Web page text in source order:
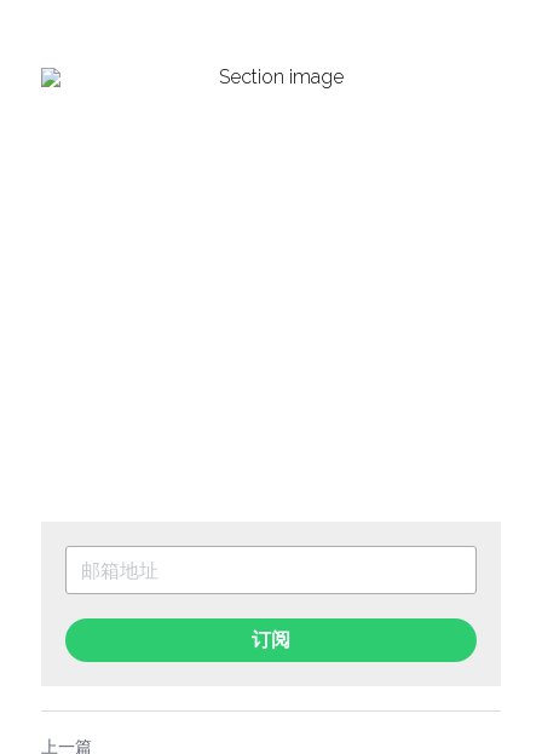
订阅
上一篇